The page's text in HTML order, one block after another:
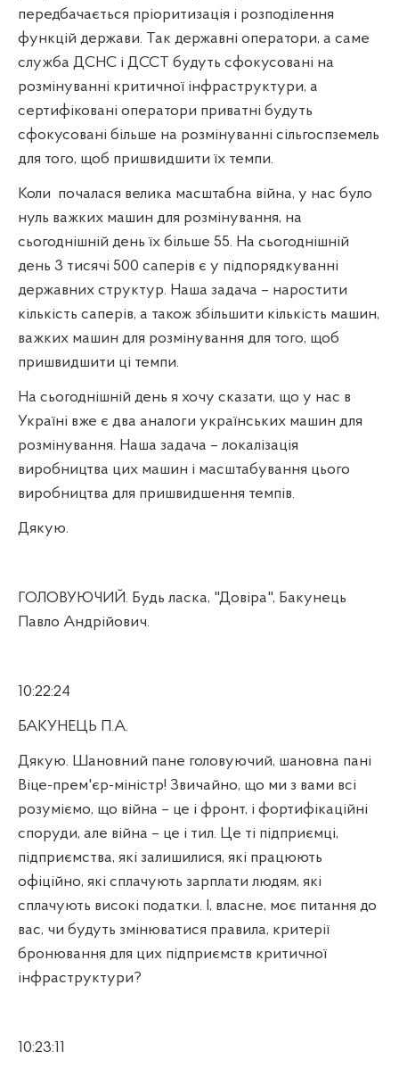
передбачається пріоритизація і розподілення
функцій держави. Так державні оператори, а саме
служба ДСНС і ДССТ будуть сфокусовані на
розмінуванні критичної інфраструктури, а
сертифіковані оператори приватні будуть
сфокусовані більше на розмінуванні сільгоспземель
для того, щоб пришвидшити їх темпи.
Коли почалася велика масштабна війна, у нас було
нуль важких машин для розмінування, на
сьогоднішній день їх більше 55. На сьогоднішній
день 3 тисячі 500 саперів є у підпорядкуванні
державних структур. Наша задача – наростити
кількість саперів, а також збільшити кількість машин,
важких машин для розмінування для того, щоб
пришвидшити ці темпи.
На сьогоднішній день я хочу сказати, що у нас в
Україні вже є два аналоги українських машин для
розмінування. Наша задача – локалізація
виробництва цих машин і масштабування цього
виробництва для пришвидшення темпів.
Дякую.
ГОЛОВУЮЧИЙ. Будь ласка, "Довіра", Бакунець
Павло Андрійович.
10:22:24
БАКУНЕЦЬ П.А.
Дякую. Шановний пане головуючий, шановна пані
Віце-прем'єр-міністр! Звичайно, що ми з вами всі
розуміємо, що війна – це і фронт, і фортифікаційні
споруди, але війна – це і тил. Це ті підприємці,
підприємства, які залишилися, які працюють
офіційно, які сплачують зарплати людям, які
сплачують високі податки. І, власне, моє питання до
вас, чи будуть змінюватися правила, критерії
бронювання для цих підприємств критичної
інфраструктури?
10:23:11